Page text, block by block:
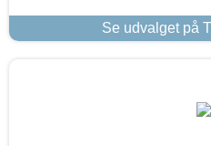
Se udvalget på